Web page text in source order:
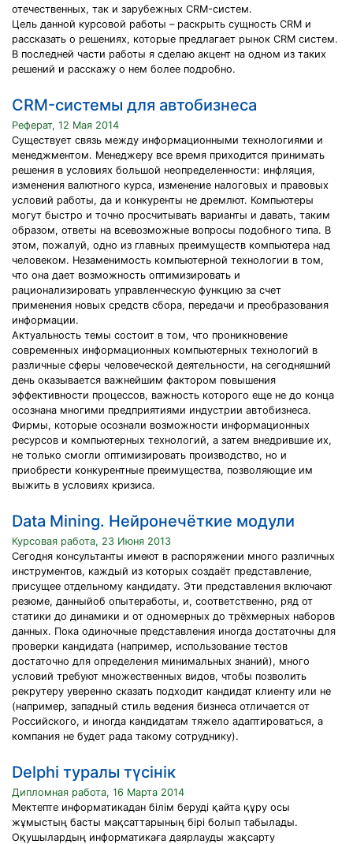
отечественных, так и зарубежных CRM-систем.
Цель данной курсовой работы – раскрыть сущность CRM и
рассказать о решениях, которые предлагает рынок CRM систем.
В последней части работы я сделаю акцент на одном из таких
решений и расскажу о нем более подробно.
CRM-системы для автобизнеса
Реферат, 12 Мая 2014
Существует связь между информационными технологиями и
менеджментом. Менеджеру все время приходится принимать
решения в условиях большой неопределенности: инфляция,
изменения валютного курса, изменение налоговых и правовых
условий работы, да и конкуренты не дремлют. Компьютеры
могут быстро и точно просчитывать варианты и давать, таким
образом, ответы на всевозможные вопросы подобного типа. В
этом, пожалуй, одно из главных преимуществ компьютера над
человеком. Незаменимость компьютерной технологии в том,
что она дает возможность оптимизировать и
рационализировать управленческую функцию за счет
применения новых средств сбора, передачи и преобразования
информации.
Актуальность темы состоит в том, что проникновение
современных информационных компьютерных технологий в
различные сферы человеческой деятельности, на сегодняшний
день оказывается важнейшим фактором повышения
эффективности процессов, важность которого еще не до конца
осознана многими предприятиями индустрии автобизнеса.
Фирмы, которые осознали возможности информационных
ресурсов и компьютерных технологий, а затем внедрившие их,
не только смогли оптимизировать производство, но и
приобрести конкурентные преимущества, позволяющие им
выжить в условиях кризиса.
Data Mining. Нейронечёткие модули
Курсовая работа, 23 Июня 2013
Сегодня консультанты имеют в распоряжении много различных
инструментов, каждый из которых создаёт представление,
присущее отдельному кандидату. Эти представления включают
резюме, данныйоб опытеработы, и, соответственно, ряд от
статики до динамики и от одномерных до трёхмерных наборов
данных. Пока одиночные представления иногда достаточны для
проверки кандидата (например, использование тестов
достаточно для определения минимальных знаний), много
условий требуют множественных видов, чтобы позволить
рекрутеру уверенно сказать подходит кандидат клиенту или не
(например, западный стиль ведения бизнеса отличается от
Российского, и иногда кандидатам тяжело адаптироваться, а
компания не будет рада такому сотруднику).
Delphi туралы түсiнiк
Дипломная работа, 16 Марта 2014
Мектепте информатикадан білім беруді қайта құру осы
жұмыстың басты мақсаттарының бірі болып табылады.
Оқушылардың информатикаға даярлауды жақсарту